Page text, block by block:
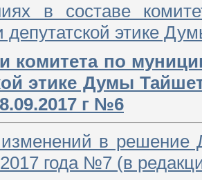
в составе
депутатской этике
комитета по
этике Думы
г №6
в решение
года №7 (в